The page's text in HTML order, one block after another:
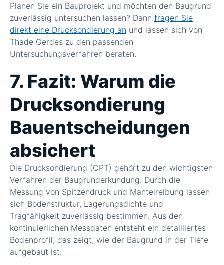
Planen Sie ein Bauprojekt und möchten den Baugrund
zuverlässig untersuchen lassen? Dann fragen Sie
direkt eine Drucksondierung an und lassen sich von
Thade Gerdes zu den passenden
Untersuchungsverfahren beraten.
7. Fazit: Warum die
Drucksondierung
Bauentscheidungen
absichert
Die Drucksondierung (CPT) gehört zu den wichtigsten
Verfahren der Baugrunderkundung. Durch die
Messung von Spitzendruck und Mantelreibung lassen
sich Bodenstruktur, Lagerungsdichte und
Tragfähigkeit zuverlässig bestimmen. Aus den
kontinuierlichen Messdaten entsteht ein detailliertes
Bodenprofil, das zeigt, wie der Baugrund in der Tiefe
aufgebaut ist.